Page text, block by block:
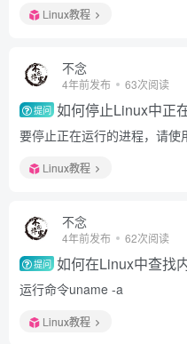
Linux教程
不念
4年前发布 63次阅读
提问 如何停止Linux中正
要停止正在运行的进程，请使
Linux教程
不念
4年前发布 62次阅读
提问 如何在Linux中查找
运行命令uname -a
Linux教程